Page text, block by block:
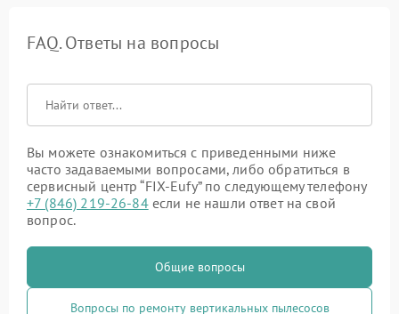
FAQ. Ответы на вопросы
Вы можете ознакомиться с приведенными ниже
часто задаваемыми вопросами, либо обратиться в
сервисный центр “FIX-Eufy” по следующему телефону
+7 (846) 219-26-84если не нашли ответ на свой
вопрос.
Общие вопросы
Вопросы по ремонту вертикальных пылесосов